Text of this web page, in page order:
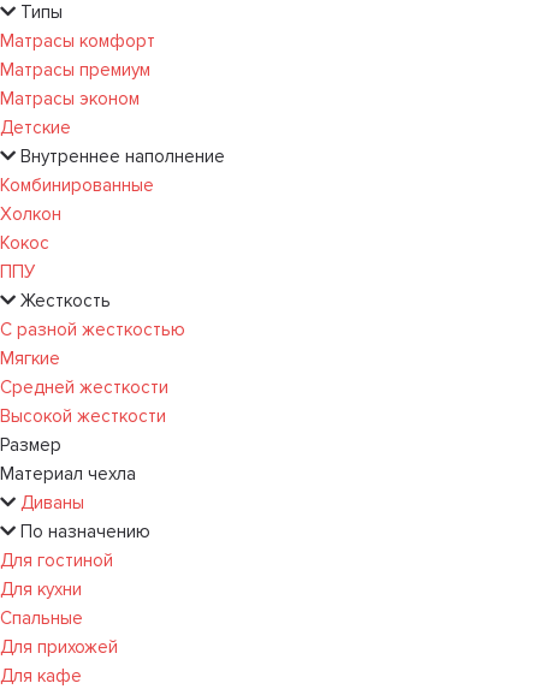
Типы
Матрасы комфорт
Матрасы премиум
Матрасы эконом
Детские
Внутреннее наполнение
Комбинированные
Холкон
Кокос
ППУ
Жесткость
С разной жесткостью
Мягкие
Средней жесткости
Высокой жесткости
Размер
Материал чехла
Диваны
По назначению
Для гостиной
Для кухни
Спальные
Для прихожей
Для кафе